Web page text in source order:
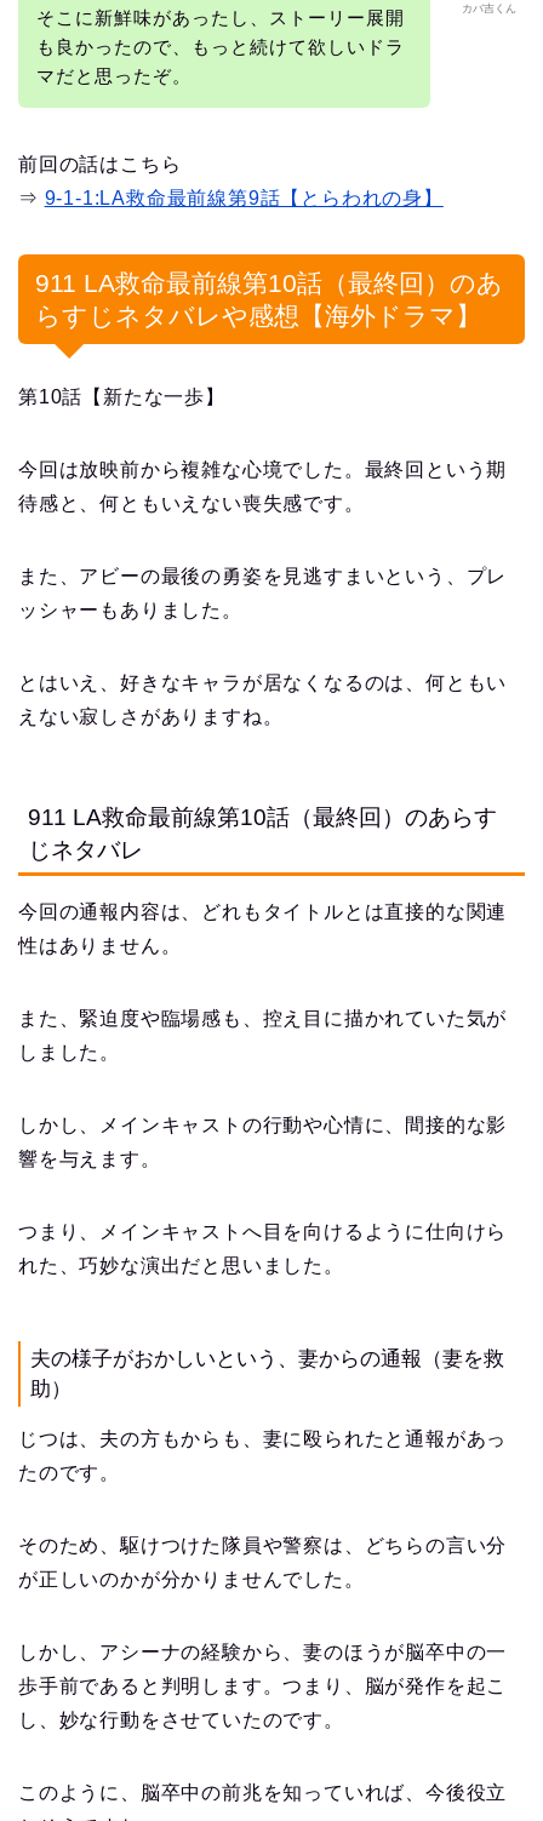
カバ吉くん
そこに新鮮味があったし、ストーリー展開
も良かったので、もっと続けて欲しいドラ
マだと思ったぞ。
前回の話はこちら
⇒ 9-1-1:LA救命最前線第9話【とらわれの身】
911 LA救命最前線第10話（最終回）のあ
らすじネタバレや感想【海外ドラマ】
第10話【新たな一歩】
今回は放映前から複雑な心境でした。最終回という期
待感と、何ともいえない喪失感です。
また、アビーの最後の勇姿を見逃すまいという、プレ
ッシャーもありました。
とはいえ、好きなキャラが居なくなるのは、何ともい
えない寂しさがありますね。
911 LA救命最前線第10話（最終回）のあらす
じネタバレ
今回の通報内容は、どれもタイトルとは直接的な関連
性はありません。
また、緊迫度や臨場感も、控え目に描かれていた気が
しました。
しかし、メインキャストの行動や心情に、間接的な影
響を与えます。
つまり、メインキャストへ目を向けるように仕向けら
れた、巧妙な演出だと思いました。
夫の様子がおかしいという、妻からの通報（妻を救
助）
じつは、夫の方もからも、妻に殴られたと通報があっ
たのです。
そのため、駆けつけた隊員や警察は、どちらの言い分
が正しいのかが分かりませんでした。
しかし、アシーナの経験から、妻のほうが脳卒中の一
歩手前であると判明します。つまり、脳が発作を起こ
し、妙な行動をさせていたのです。
このように、脳卒中の前兆を知っていれば、今後役立